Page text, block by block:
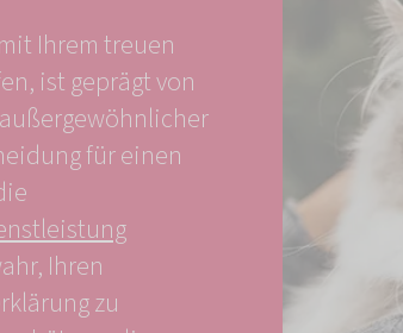
Ihrem treuen
ist geprägt von
für einen
Ihren
zu